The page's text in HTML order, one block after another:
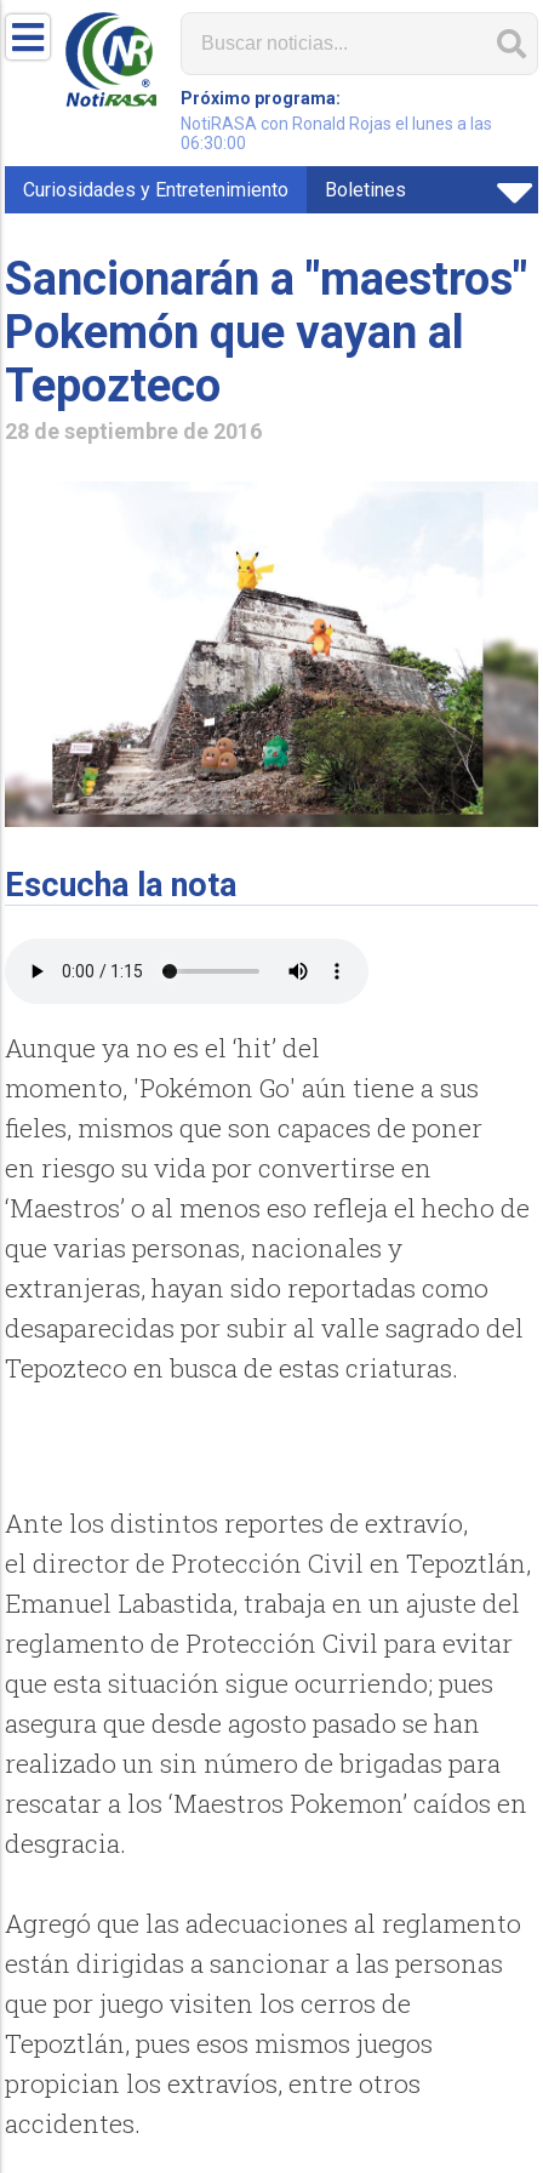
Próximo programa:
NotiRASA con Ronald Rojas el lunes a las
06:30:00
Curiosidades y Entretenimiento Boletines
Sancionarán a "maestros"
Pokemón que vayan al
Tepozteco
28 de septiembre de 2016
Escucha la nota
Aunque ya no es el ‘hit’ del
momento, 'Pokémon Go' aún tiene a sus
fieles, mismos que son capaces de poner
en riesgo su vida por convertirse en
‘Maestros’ o al menos eso refleja el hecho de
que varias personas, nacionales y
extranjeras, hayan sido reportadas como
desaparecidas por subir al valle sagrado del
Tepozteco en busca de estas criaturas.
Ante los distintos reportes de extravío,
el director de Protección Civil en Tepoztlán,
Emanuel Labastida, trabaja en un ajuste del
reglamento de Protección Civil para evitar
que esta situación sigue ocurriendo; pues
asegura que desde agosto pasado se han
realizado un sin número de brigadas para
rescatar a los ‘Maestros Pokemon’ caídos en
desgracia.
Agregó que las adecuaciones al reglamento
están dirigidas a sancionar a las personas
que por juego visiten los cerros de
Tepoztlán, pues esos mismos juegos
propician los extravíos, entre otros
accidentes.